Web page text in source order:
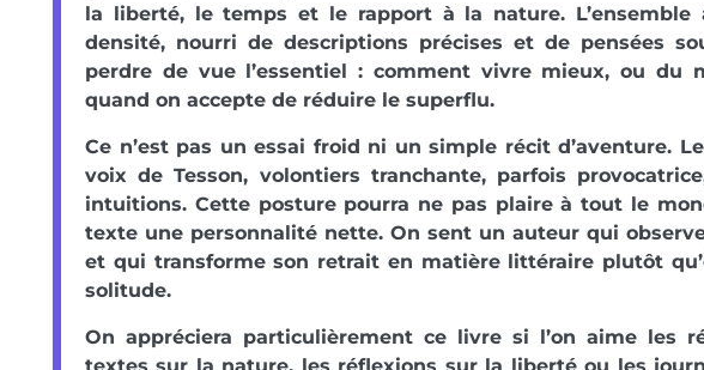
la liberté, le temps et le rapport à la nature. L’ensemble
densité, nourri de descriptions précises et de pensées
perdre de vue l’essentiel : comment vivre mieux, ou du
quand on accepte de réduire le superflu.
Ce n’est pas un essai froid ni un simple récit d’aventure.
voix de Tesson, volontiers tranchante, parfois
intuitions. Cette posture pourra ne pas plaire à tout le
texte une personnalité nette. On sent un auteur qui
et qui transforme son retrait en matière littéraire plutôt
solitude.
On appréciera particulièrement ce livre si l’on aime les
textes sur la nature, les réflexions sur la liberté ou les